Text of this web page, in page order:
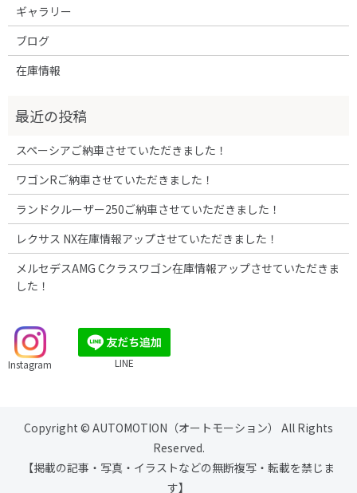
ギャラリー
ブログ
在庫情報
スペーシアご納車させていただきました！
ワゴンRご納車させていただきました！
ランドクルーザー250ご納車させていただきました！
レクサス NX在庫情報アップさせていただきました！
メルセデスAMG Cクラスワゴン在庫情報アップさせていただきま
した！
Instagram LINE
Copyright © AUTOMOTION（オートモーション） All Rights
Reserved.
【掲載の記事・写真・イラストなどの無断複写・転載を禁じま
す】